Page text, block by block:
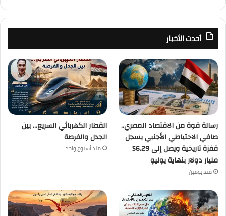
أحدث الأخبار
رسالة قوة من الاقتصاد المصري..
صافي الاحتياطي الأجنبي يسجل
قفزة تاريخية ويصل إلى 56.29
مليار دولار بنهاية يوليو
منذ يومين
القطار الكهربائي السريع… بين
الجدل والفرصة
منذ أسبوع واحد